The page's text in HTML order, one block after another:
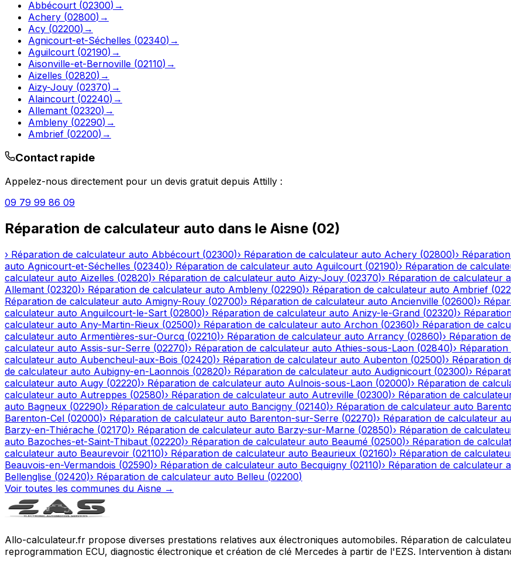
Abbécourt (02300) →
Achery (02800) →
Acy (02200) →
Agnicourt-et-Séchelles (02340) →
Aguilcourt (02190) →
Aisonville-et-Bernoville (02110) →
Aizelles (02820) →
Aizy-Jouy (02370) →
Alaincourt (02240) →
Allemant (02320) →
Ambleny (02290) →
Ambrief (02200) →
Contact rapide
Appelez-nous directement pour un devis gratuit depuis Attilly :
09 79 99 86 09
Réparation de calculateur auto dans le Aisne (02)
› Réparation de calculateur auto Abbécourt (02300)› Réparation de calculateur auto Achery (02800)›
auto Agnicourt-et-Séchelles (02340)› Réparation de calculateur auto Aguilcourt (02190)› Réparation de
calculateur auto Aizelles (02820)› Réparation de calculateur auto Aizy-Jouy (02370)› Réparation de calculateur
Allemant (02320)› Réparation de calculateur auto Ambleny (02290)› Réparation de calculateur auto Ambrief (
Réparation de calculateur auto Amigny-Rouy (02700)› Réparation de calculateur auto Ancienville (02600)›
calculateur auto Anguilcourt-le-Sart (02800)› Réparation de calculateur auto Anizy-le-Grand (02320)›
calculateur auto Any-Martin-Rieux (02500)› Réparation de calculateur auto Archon (02360)› Réparation de
calculateur auto Armentières-sur-Ourcq (02210)› Réparation de calculateur auto Arrancy (02860)› Réparation
calculateur auto Assis-sur-Serre (02270)› Réparation de calculateur auto Athies-sous-Laon (02840)›
calculateur auto Aubencheul-aux-Bois (02420)› Réparation de calculateur auto Aubenton (02500)› Réparation
de calculateur auto Aubigny-en-Laonnois (02820)› Réparation de calculateur auto Audignicourt (02300)›
calculateur auto Augy (02220)› Réparation de calculateur auto Aulnois-sous-Laon (02000)› Réparation de
calculateur auto Autreppes (02580)› Réparation de calculateur auto Autreville (02300)› Réparation de
auto Bagneux (02290)› Réparation de calculateur auto Bancigny (02140)› Réparation de calculateur auto
Barenton-Cel (02000)› Réparation de calculateur auto Barenton-sur-Serre (02270)› Réparation de calculateur
Barzy-en-Thiérache (02170)› Réparation de calculateur auto Barzy-sur-Marne (02850)› Réparation de
auto Bazoches-et-Saint-Thibaut (02220)› Réparation de calculateur auto Beaumé (02500)› Réparation de
calculateur auto Beaurevoir (02110)› Réparation de calculateur auto Beaurieux (02160)› Réparation de
Beauvois-en-Vermandois (02590)› Réparation de calculateur auto Becquigny (02110)› Réparation de calculateur
Bellenglise (02420)› Réparation de calculateur auto Belleu (02200)
Voir toutes les communes du Aisne →
Allo-calculateur.fr propose diverses prestations relatives aux électroniques automobiles. Réparation de
reprogrammation ECU, diagnostic électronique et création de clé Mercedes à partir de l'EZS. Intervention à